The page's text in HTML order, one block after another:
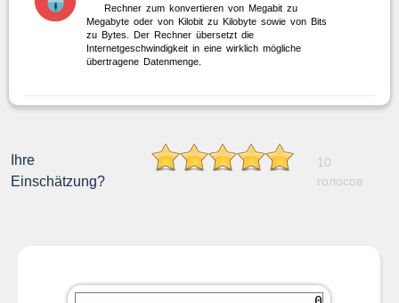
Rechner zum konvertieren von Megabit zu
Megabyte oder von Kilobit zu Kilobyte sowie von Bits
zu Bytes. Der Rechner übersetzt die
Internetgeschwindigkeit in eine wirklich mögliche
übertragene Datenmenge.
Ihre
Einschätzung?
10
голосов